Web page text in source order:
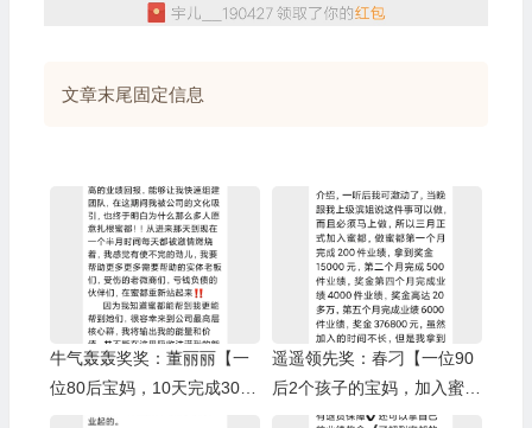
文章末尾固定信息
牛气轰轰奖奖：董丽丽【一
位80后宝妈，10天完成3000
箱业绩】/树人奖：小啄
遥遥领先奖：春刁【一位90
后2个孩子的宝妈，加入蜜都
5个月完成6000箱业绩】/上